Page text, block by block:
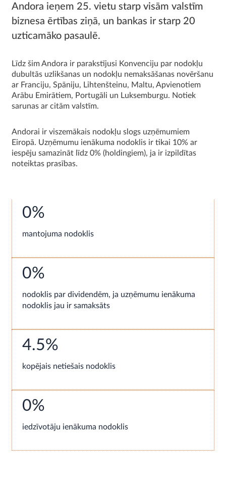
Andora ieņem 25. vietu starp visām valstīm
biznesa ērtības ziņā, un bankas ir starp 20
uzticamāko pasaulē.
Līdz šim Andora ir parakstījusi Konvenciju par nodokļu
dubultās uzlikšanas un nodokļu nemaksāšanas novēršanu
ar Franciju, Spāniju, Lihtenšteinu, Maltu, Apvienotiem
Arābu Emirātiem, Portugāli un Luksemburgu. Notiek
sarunas ar citām valstīm.
Andorai ir viszemākais nodokļu slogs uzņēmumiem
Eiropā. Uzņēmumu ienākuma nodoklis ir tikai 10% ar
iespēju samazināt līdz 0% (holdingiem), ja ir izpildītas
noteiktas prasības.
0%
mantojuma nodoklis
0%
nodoklis par dividendēm, ja uzņēmumu ienākuma
nodoklis jau ir samaksāts
4.5%
kopējais netiešais nodoklis
0%
iedzīvotāju ienākuma nodoklis